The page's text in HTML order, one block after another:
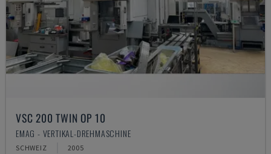
VSC 200 TWIN OP 10
EMAG - VERTIKAL-DREHMASCHINE
SCHWEIZ 2005